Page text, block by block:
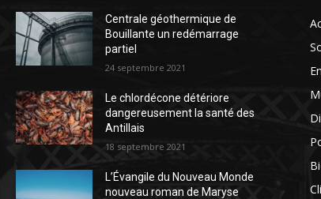
Centrale géothermique de
Bouillante un redémarrage
partiel
24 septembre 2021
Le chlordécone détériore
dangereusement la santé des
Antillais
18 septembre 2021
L’Évangile du Nouveau Monde
nouveau roman de Maryse